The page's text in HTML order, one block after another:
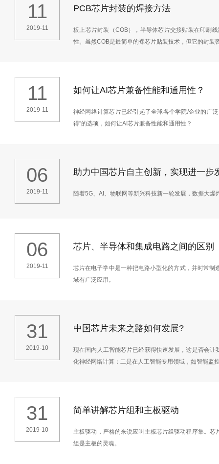
11
2019-11
PCB芯片封装的焊接方法
板上芯片封装（COB），半导体芯片交接贴装在印刷
性。虽然COB是最简单的裸芯片贴装技术，但它的封装
11
2019-11
如何让AI芯片兼备性能和通用性？
神经网络计算芯片已经引起了全球各个学院/企业的广
得”的选项，如何让AI芯片兼备性能和通用性？
06
2019-11
助力中国芯片自主创新，实现进一步
随着5G、AI、物联网等新兴科技新一轮发展，数据大
06
2019-11
芯片、半导体和集成电路之间的区别
芯片在电子学中是一种把电路小型化的方式，并时常
域有广泛应用。
31
2019-10
中国芯片未来之路如何发展?
现在国内人工智能芯片已经获得快速发展，这是否会
化神经网络计算；二是在人工智能专用领域，如智能监
31
2019-10
简单讲解芯片组和主板驱动
主板驱动，严格的来说应叫主板芯片组驱动程序集。
组是主板的灵魂。